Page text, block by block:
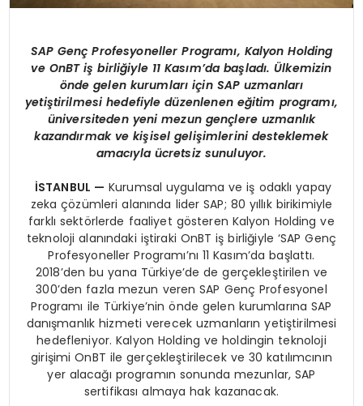
SAP Genç Profesyoneller Programı, Kalyon Holding
ve OnBT iş birliğiyle 11 Kasım’da başladı. Ülkemizin
önde gelen kurumları için SAP uzmanları
yetiştirilmesi hedefiyle düzenlenen eğitim programı,
üniversiteden yeni mezun gençlere uzmanlık
kazandırmak ve kişisel gelişimlerini desteklemek
amacıyla ücretsiz sunuluyor.
İSTANBUL — Kurumsal uygulama ve iş odaklı yapay
zeka çözümleri alanında lider SAP; 80 yıllık birikimiyle
farklı sektörlerde faaliyet gösteren Kalyon Holding ve
teknoloji alanındaki iştiraki OnBT iş birliğiyle ‘SAP Genç
Profesyoneller Programı’nı 11 Kasım’da başlattı.
2018’den bu yana Türkiye’de de gerçekleştirilen ve
300’den fazla mezun veren SAP Genç Profesyonel
Programı ile Türkiye’nin önde gelen kurumlarına SAP
danışmanlık hizmeti verecek uzmanların yetiştirilmesi
hedefleniyor. Kalyon Holding ve holdingin teknoloji
girişimi OnBT ile gerçekleştirilecek ve 30 katılımcının
yer alacağı programın sonunda mezunlar, SAP
sertifikası almaya hak kazanacak.